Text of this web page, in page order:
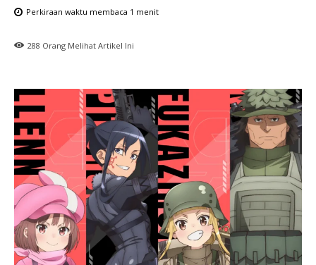
Perkiraan waktu membaca 1 menit
288 Orang Melihat Artikel Ini